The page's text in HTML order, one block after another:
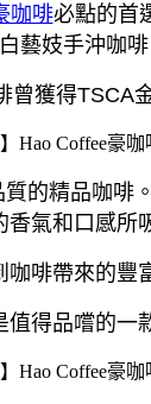
咖啡必點的首
白藝妓手沖咖啡
曾獲得TSCA
的精品咖啡
香氣和口感所
啡帶來的豐
值得品嚐的一